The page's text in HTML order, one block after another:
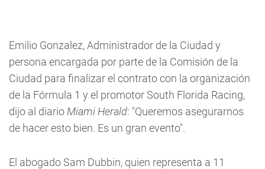
Emilio Gonzalez, Administrador de la Ciudad y
persona encargada por parte de la Comisión de la
Ciudad para finalizar el contrato con la organización
de la Fórmula 1 y el promotor South Florida Racing,
dijo al diario Miami Herald: "Queremos asegurarnos
de hacer esto bien. Es un gran evento".
El abogado Sam Dubbin, quien representa a 11